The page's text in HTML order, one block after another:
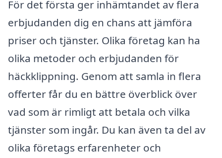
För det första ger inhämtandet av flera
erbjudanden dig en chans att jämföra
priser och tjänster. Olika företag kan ha
olika metoder och erbjudanden för
häckklippning. Genom att samla in flera
offerter får du en bättre överblick över
vad som är rimligt att betala och vilka
tjänster som ingår. Du kan även ta del av
olika företags erfarenheter och